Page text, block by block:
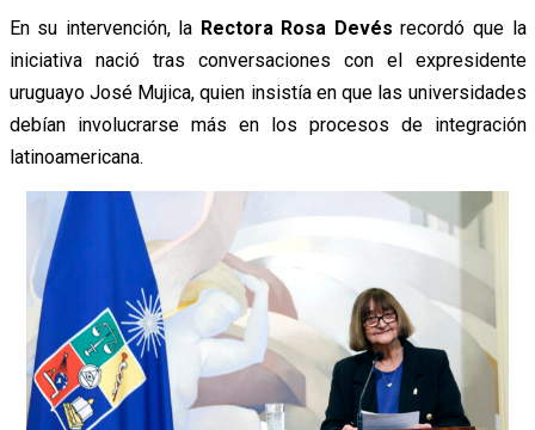
En su intervención, la Rectora Rosa Devés recordó que la
iniciativa nació tras conversaciones con el expresidente
uruguayo José Mujica, quien insistía en que las universidades
debían involucrarse más en los procesos de integración
latinoamericana.